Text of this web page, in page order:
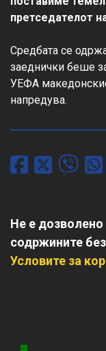
претседателот
Средбата се
заеднички беше
УЕФА
напредува.
Не е
содржините
Условите за